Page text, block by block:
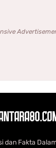
dan Fakta